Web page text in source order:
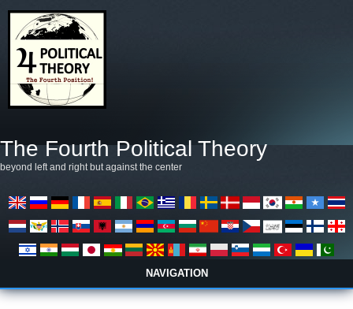
The Fourth Political Theory
beyond left and right but against the center
NAVIGATION